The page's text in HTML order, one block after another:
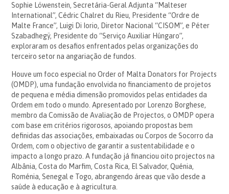
Sophie Löwenstein, Secretária-Geral Adjunta “Malteser
International”, Cédric Chalret du Rieu, Presidente “Ordre de
Malte France”, Luigi Di Iorio, Diretor Nacional “CISOM”, e Péter
Szabadhegÿ, Presidente do “Serviço Auxiliar Húngaro”,
exploraram os desafios enfrentados pelas organizações do
terceiro setor na angariação de fundos.
Houve um foco especial no Order of Malta Donators for Projects
(OMDP), uma fundação envolvida no financiamento de projetos
de pequena e média dimensão promovidos pelas entidades da
Ordem em todo o mundo. Apresentado por Lorenzo Borghese,
membro da Comissão de Avaliação de Projectos, o OMDP opera
com base em critérios rigorosos, apoiando propostas bem
definidas das associações, embaixadas ou Corpos de Socorro da
Ordem, com o objectivo de garantir a sustentabilidade e o
impacto a longo prazo. A fundação já financiou oito projectos na
Albânia, Costa do Marfim, Costa Rica, El Salvador, Quénia,
Roménia, Senegal e Togo, abrangendo áreas que vão desde a
saúde à educação e à agricultura.